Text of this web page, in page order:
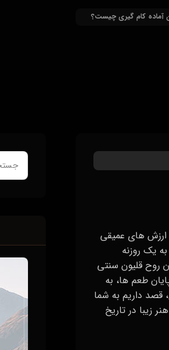
آماده کام گیری چیست؟
و ارزش‌ های عمیقی
یک روزنه
روح قلیون سنتی
طعم‌ ها، به
قصد داریم به شما
زیبا در تاریخ